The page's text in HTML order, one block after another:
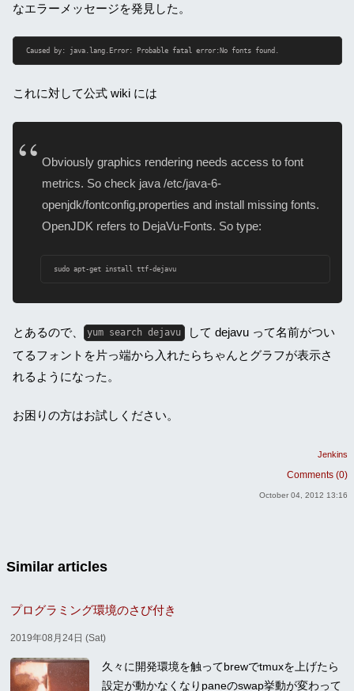
なエラーメッセージを発見した。
Caused by: java.lang.Error: Probable fatal error:No fonts found.
これに対して公式 wiki には
Obviously graphics rendering needs access to font
metrics. So check java /etc/java-6-
openjdk/fontconfig.properties and install missing fonts.
OpenJDK refers to DejaVu-Fonts. So type:
sudo apt-get install ttf-dejavu
とあるので、 yum search dejavu
して dejavu って名前がつい
てるフォントを片っ端から入れたらちゃんとグラフが表示さ
れるようになった。
お困りの方はお試しください。
Jenkins
Comments (0)
October 04, 2012 13:16
Similar articles
プログラミング環境のさび付き
2019年08月24日 (Sat)
久々に開発環境を触ってbrewでtmuxを上げたら
設定が動かなくなりpaneのswap挙動が変わって